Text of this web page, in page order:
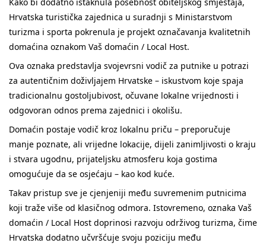
Hrvatska turistička zajednica u suradnji s Ministarstvom
turizma i sporta pokrenula je projekt označavanja kvalitetnih
domaćina oznakom Vaš domaćin / Local Host.
Ova oznaka predstavlja svojevrsni vodič za putnike u potrazi
za autentičnim doživljajem Hrvatske – iskustvom koje spaja
tradicionalnu gostoljubivost, očuvane lokalne vrijednosti i
odgovoran odnos prema zajednici i okolišu.
Domaćin postaje vodič kroz lokalnu priču – preporučuje
manje poznate, ali vrijedne lokacije, dijeli zanimljivosti o kraju
i stvara ugodnu, prijateljsku atmosferu koja gostima
omogućuje da se osjećaju – kao kod kuće.
Takav pristup sve je cjenjeniji među suvremenim putnicima
koji traže više od klasičnog odmora. Istovremeno, oznaka Vaš
domaćin / Local Host doprinosi razvoju održivog turizma, čime
Hrvatska dodatno učvršćuje svoju poziciju među